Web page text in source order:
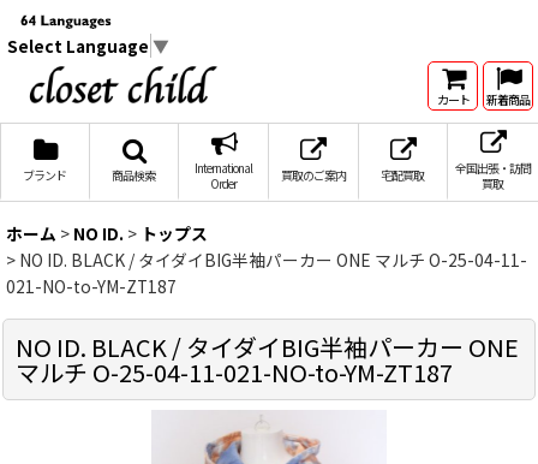
Select Language ▼
カート 新着商品
ブランド 商品検索
International
Order
買取のご案内 宅配買取
全国出張・訪問
買取
ホーム > NO ID. > トップス
> NO ID. BLACK / タイダイBIG半袖パーカー ONE マルチ O-25-04-11-
021-NO-to-YM-ZT187
NO ID. BLACK / タイダイBIG半袖パーカー ONE
マルチ O-25-04-11-021-NO-to-YM-ZT187